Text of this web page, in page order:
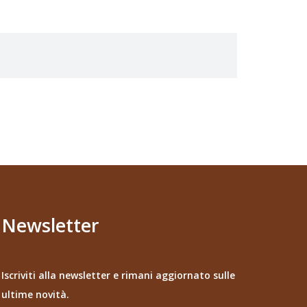
Newsletter
Iscriviti alla newsletter e rimani aggiornato sulle
ultime novità.